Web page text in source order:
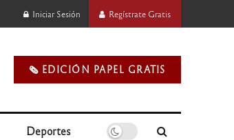
Iniciar Sesión Regístrate Gratis
🗞️ EDICIÓN PAPEL GRATIS
Deportes